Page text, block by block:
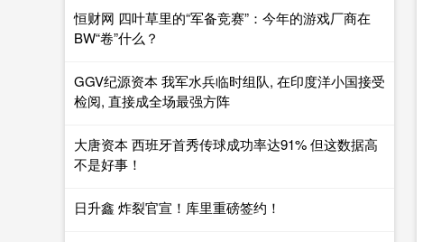
恒财网 四叶草里的“军备竞赛”：今年的游戏厂商在
BW“卷”什么？
GGV纪源资本 我军水兵临时组队, 在印度洋小国接受
检阅, 直接成全场最强方阵
大唐资本 西班牙首秀传球成功率达91% 但这数据高
不是好事！
日升鑫 炸裂官宣！库里重磅签约！